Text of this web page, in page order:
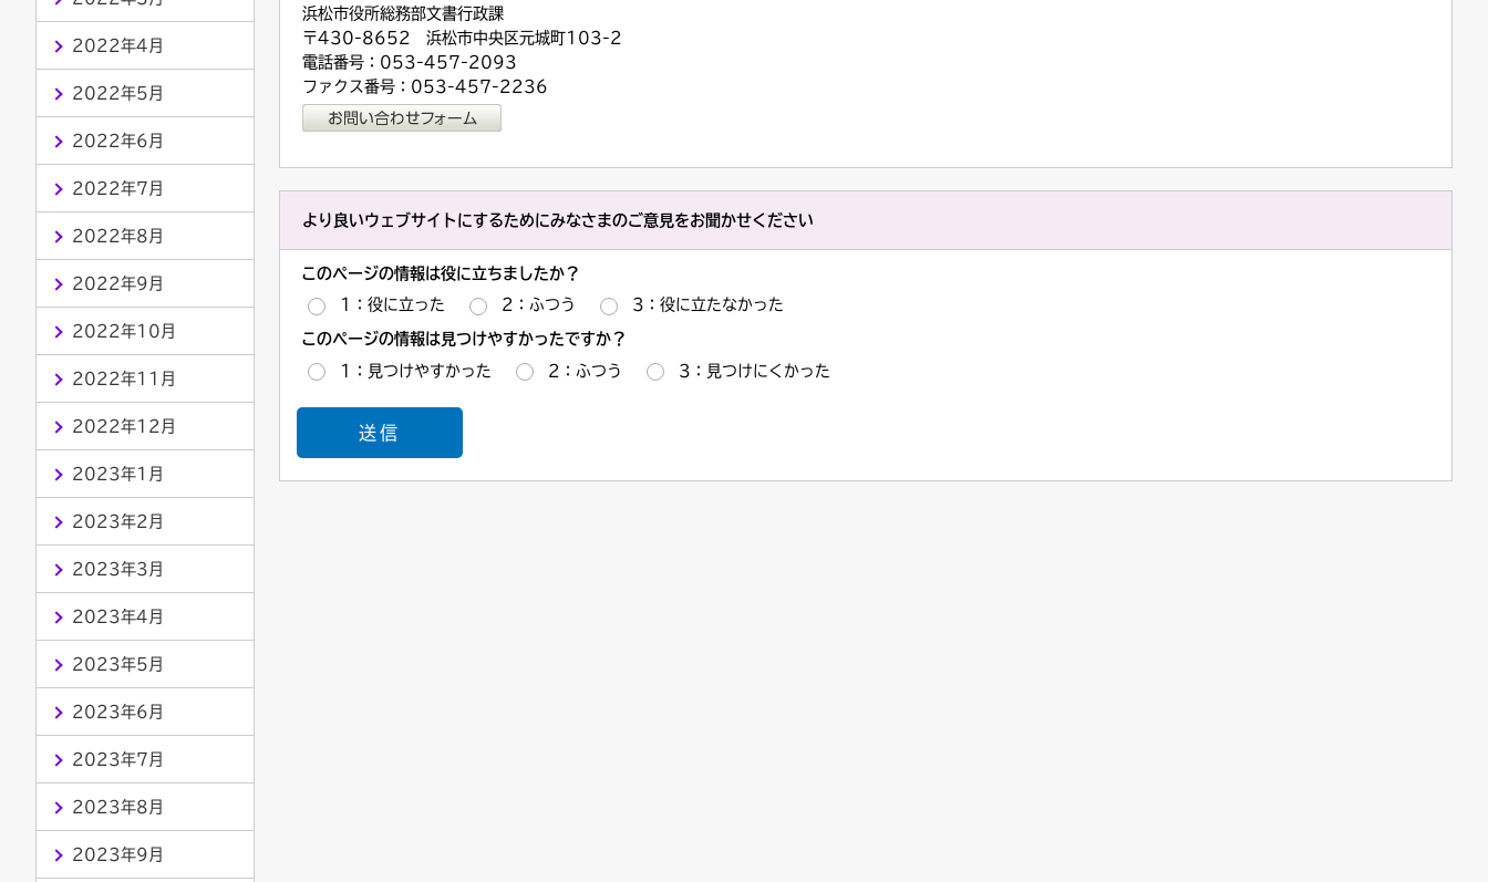
2022年4月
2022年5月
2022年6月
2022年7月
2022年8月
2022年9月
2022年10月
2022年11月
2022年12月
2023年1月
2023年2月
2023年3月
2023年4月
2023年5月
2023年6月
2023年7月
2023年8月
2023年9月
浜松市役所総務部文書行政課
〒430-8652 浜松市中央区元城町103-2
電話番号：053-457-2093
ファクス番号：053-457-2236
より良いウェブサイトにするためにみなさまのご意見をお聞かせください
このページの情報は役に立ちましたか？
1：役に立った 2：ふつう 3：役に立たなかった
このページの情報は見つけやすかったですか？
1：見つけやすかった 2：ふつう 3：見つけにくかった